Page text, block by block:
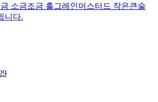
소금조금 홀그레인머스터드 작은큰술
니다.